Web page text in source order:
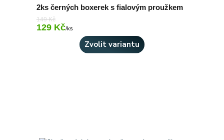
2ks černých boxerek s fialovým proužkem
149 Kč
129 Kč/ks
Zvolit variantu